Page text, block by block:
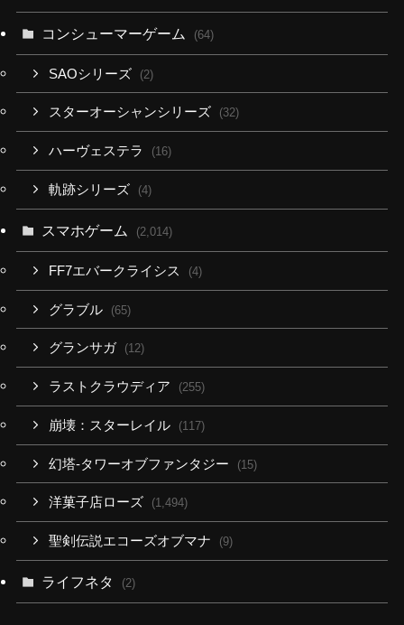
コンシューマーゲーム (64)
SAOシリーズ (2)
スターオーシャンシリーズ (32)
ハーヴェステラ (16)
軌跡シリーズ (4)
スマホゲーム (2,014)
FF7エバークライシス (4)
グラブル (65)
グランサガ (12)
ラストクラウディア (255)
崩壊：スターレイル (117)
幻塔-タワーオブファンタジー (15)
洋菓子店ローズ (1,494)
聖剣伝説エコーズオブマナ (9)
ライフネタ (2)